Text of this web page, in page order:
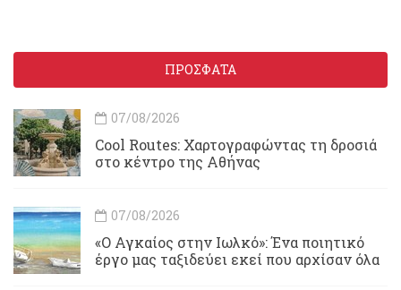
ΠΡΟΣΦΑΤΑ
07/08/2026
Cool Routes: Χαρτογραφώντας τη δροσιά
στο κέντρο της Αθήνας
07/08/2026
«Ο Αγκαίος στην Ιωλκό»: Ένα ποιητικό
έργο μας ταξιδεύει εκεί που αρχίσαν όλα